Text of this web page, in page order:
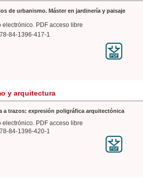
de urbanismo. Máster en jardinería y paisaje
electrónico. PDF acceso libre
84-1396-417-1
y arquitectura
a trazos: expresión poligráfica arquitectónica
electrónico. PDF acceso libre
84-1396-420-1